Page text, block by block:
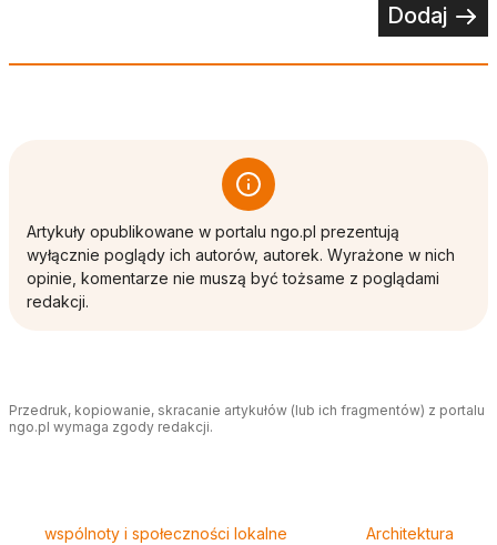
Dodaj
Artykuły opublikowane w portalu ngo.pl prezentują
wyłącznie poglądy ich autorów, autorek. Wyrażone w nich
opinie, komentarze nie muszą być tożsame z poglądami
redakcji.
Przedruk, kopiowanie, skracanie artykułów (lub ich fragmentów) z portalu
ngo.pl wymaga zgody redakcji.
wspólnoty i społeczności lokalne Architektura